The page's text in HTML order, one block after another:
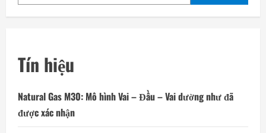
Tín hiệu
Natural Gas M30: Mô hình Vai – Đầu – Vai dường như đã
được xác nhận